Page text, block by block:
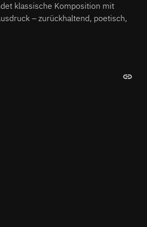
klassische Komposition mit
– zurückhaltend, poetisch,